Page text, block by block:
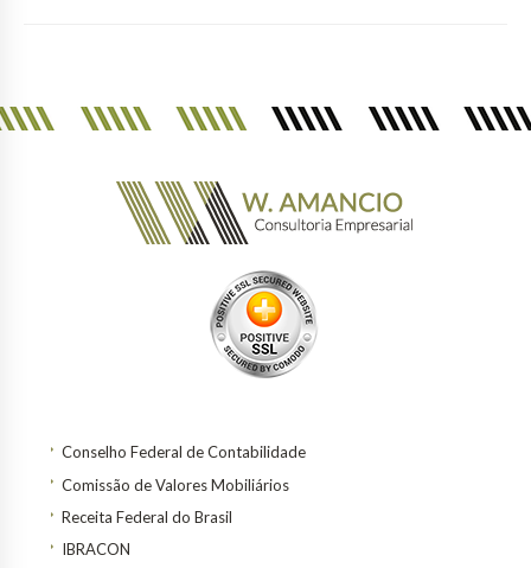
Conselho Federal de Contabilidade
Comissão de Valores Mobiliários
Receita Federal do Brasil
IBRACON